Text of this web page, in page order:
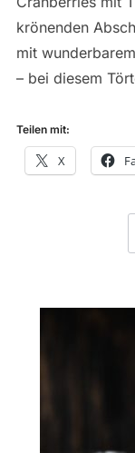
krönenden
mit
– bei diesem
Teilen mit:
X